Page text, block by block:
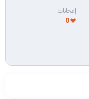
إعجابات
0